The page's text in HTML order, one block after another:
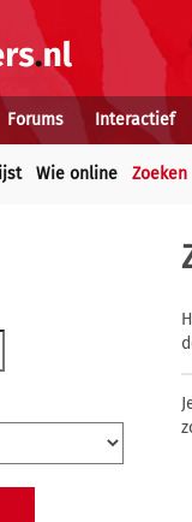
Forums Interactief
Wie online Zoeken